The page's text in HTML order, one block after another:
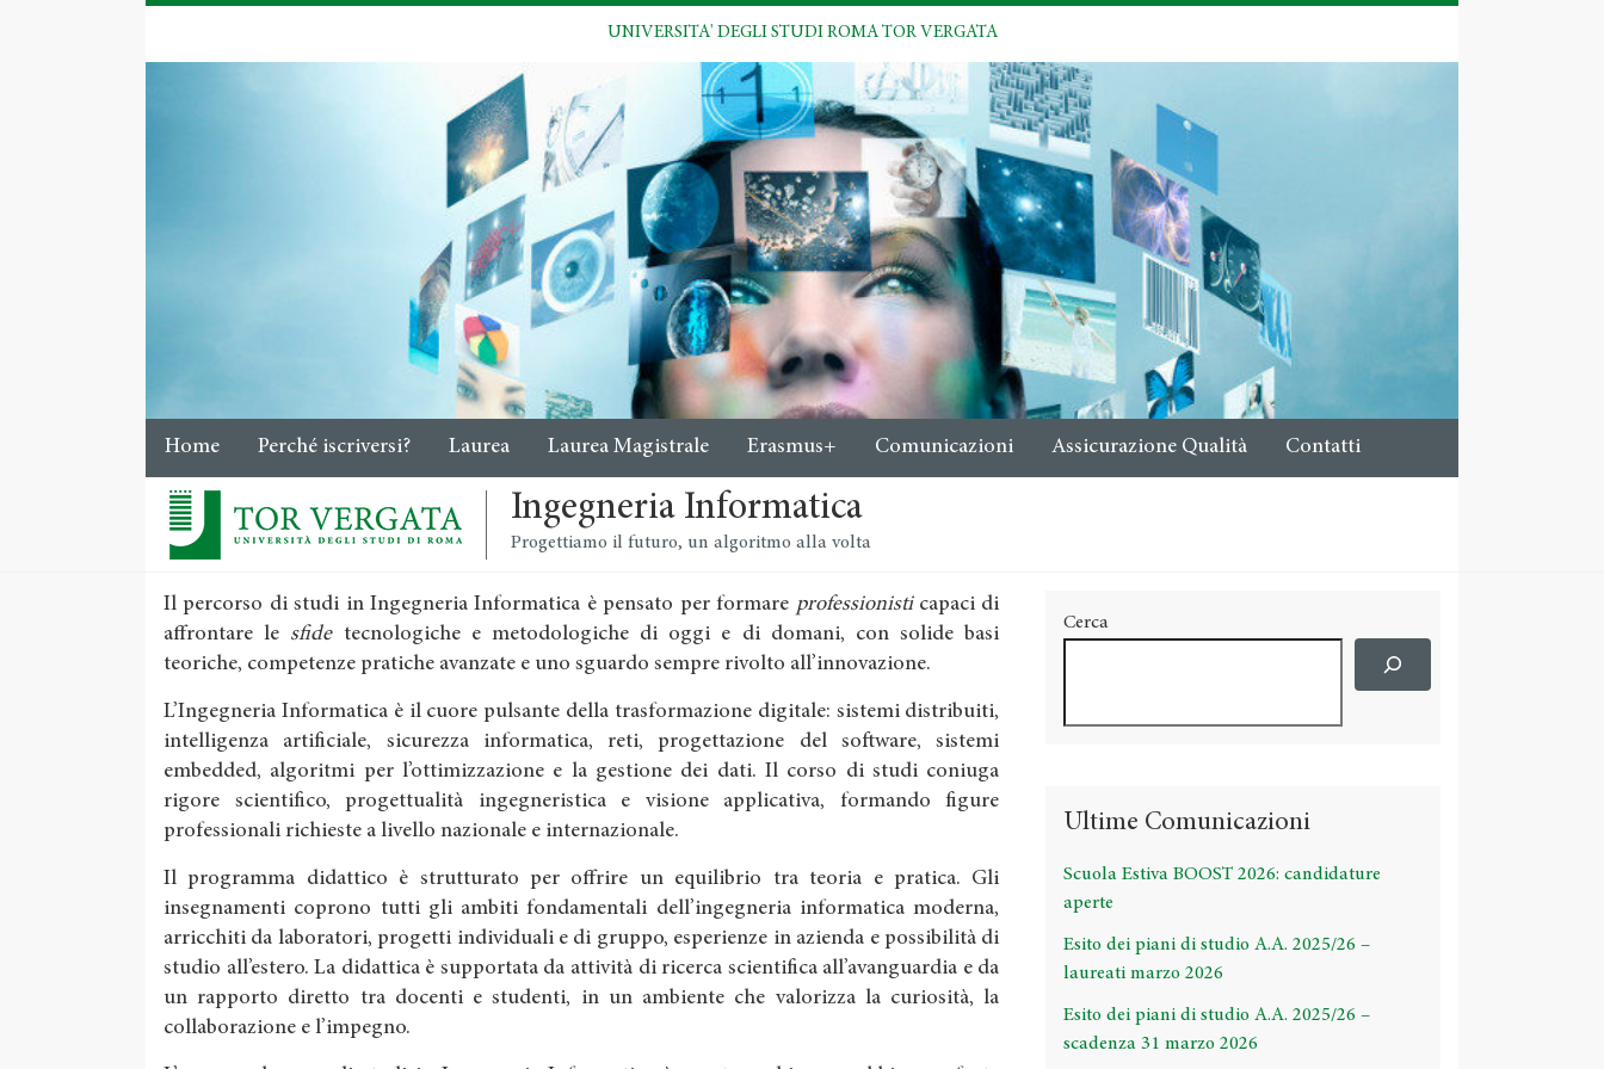
UNIVERSITA' DEGLI STUDI ROMA TOR VERGATA
Home Perché iscriversi? Laurea Laurea Magistrale Erasmus+ Comunicazioni Assicurazione Qualità Contatti
Ingegneria Informatica
Progettiamo il futuro, un algoritmo alla volta
Il percorso di studi in Ingegneria Informatica è pensato per formare professionisticapaci di
affrontare le sfidetecnologiche e metodologiche di oggi e di domani, con solide basi
teoriche, competenze pratiche avanzate e uno sguardo sempre rivolto all’innovazione.
L’Ingegneria Informatica è il cuore pulsante della trasformazione digitale: sistemi distribuiti,
intelligenza artificiale, sicurezza informatica, reti, progettazione del software, sistemi
embedded, algoritmi per l’ottimizzazione e la gestione dei dati. Il corso di studi coniuga
rigore scientifico, progettualità ingegneristica e visione applicativa, formando figure
professionali richieste a livello nazionale e internazionale.
Il programma didattico è strutturato per offrire un equilibrio tra teoria e pratica. Gli
insegnamenti coprono tutti gli ambiti fondamentali dell’ingegneria informatica moderna,
arricchiti da laboratori, progetti individuali e di gruppo, esperienze in azienda e possibilità di
studio all’estero. La didattica è supportata da attività di ricerca scientifica all’avanguardia e da
un rapporto diretto tra docenti e studenti, in un ambiente che valorizza la curiosità, la
collaborazione e l’impegno.
Cerca
Ultime Comunicazioni
Scuola Estiva BOOST 2026: candidature
aperte
Esito dei piani di studio A.A. 2025/26 –
laureati marzo 2026
Esito dei piani di studio A.A. 2025/26 –
scadenza 31 marzo 2026